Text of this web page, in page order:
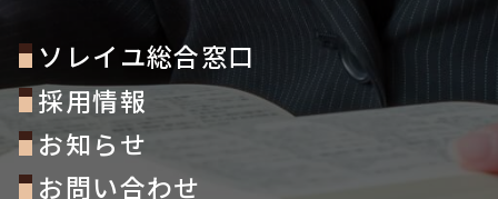
ソレイユ総合窓口
採用情報
お知らせ
お問い合わせ